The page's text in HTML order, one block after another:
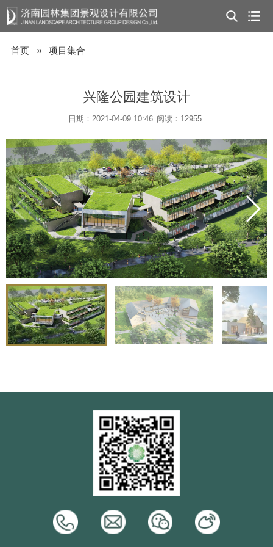
首页 » 项目集合
兴隆公园建筑设计
日期：2021-04-09 10:46 阅读：12955